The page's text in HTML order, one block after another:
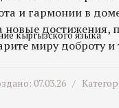
кыргызского языка
и гармонии в
новые достижения,
миру доброту и
07.03.26 /